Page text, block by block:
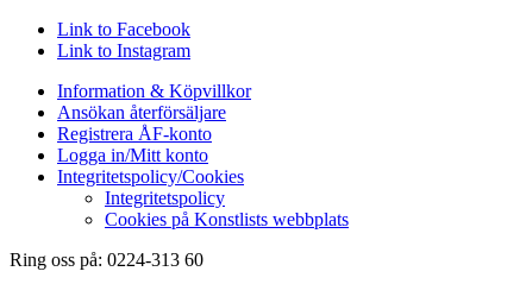
Link to Facebook
Link to Instagram
Information & Köpvillkor
Ansökan återförsäljare
Registrera ÅF-konto
Logga in/Mitt konto
Integritetspolicy/Cookies
Integritetspolicy
Cookies på Konstlists webbplats
Ring oss på: 0224-313 60